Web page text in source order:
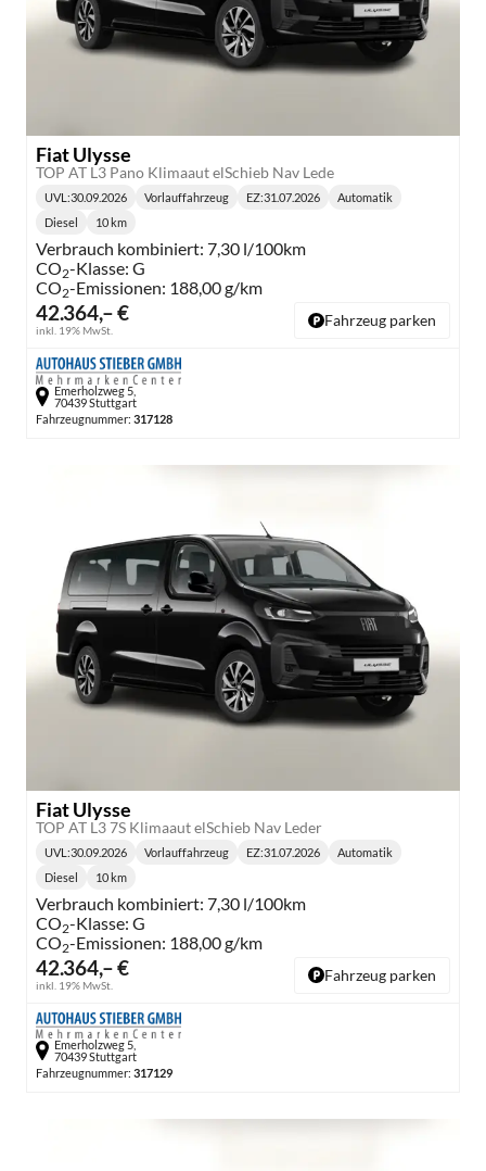
Fiat Ulysse
TOP AT L3 Pano Klimaaut elSchieb Nav Lede
42.364,– €
inkl. 19% MwSt.
Lieferzeit:
UVL :30.09.2026 Vorlauffahrzeug EZ:31.07.2026
Getriebe:
Automatik
Kraftstoff:
Diesel
Kilometerstand:
10 km
Verbrauch kombiniert: 7,30 l/100km
CO2-Klasse: G
CO2-Emissionen: 188,00 g/km
Fahrzeug parken
Emerholzweg 5,
70439 Stuttgart
Fahrzeugnummer: 317128
Fiat Ulysse
TOP AT L3 7S Klimaaut elSchieb Nav Leder
42.364,– €
inkl. 19% MwSt.
Lieferzeit:
UVL :30.09.2026 Vorlauffahrzeug EZ:31.07.2026
Getriebe:
Automatik
Kraftstoff:
Diesel
Kilometerstand:
10 km
Verbrauch kombiniert: 7,30 l/100km
CO2-Klasse: G
CO2-Emissionen: 188,00 g/km
Fahrzeug parken
Emerholzweg 5,
70439 Stuttgart
Fahrzeugnummer: 317129